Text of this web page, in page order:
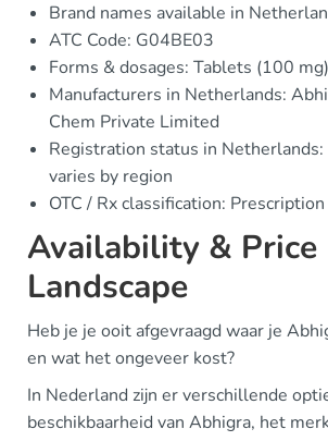
Brand names available in
ATC Code: G04BE03
Forms & dosages: Tablets (100 mg)
Manufacturers in Netherlands:
Chem Private Limited
Registration status in
varies by region
OTC / Rx classification:
Availability & Price
Landscape
Heb je je ooit afgevraagd waar je
en wat het ongeveer kost?
In Nederland zijn er verschillende
beschikbaarheid van Abhigra, het